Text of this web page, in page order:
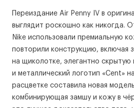
Переиздание Air Penny IV в
выглядит роскошно как никогда.
Nike использовали премиальную
повторили конструкцию, включая
на щиколотке, элегантно скрытую
и металлический логотип «Cent»
расцветке составила новая
комбинирующая замшу и кожу в